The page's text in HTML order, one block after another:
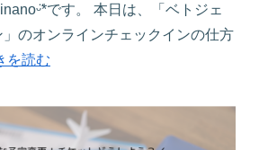
マ
マ
底
解
ー
メ
雑
貨
ア
ー）
国
へ
です。 本日は、「ベトジェ
」のオンラインチェックインの仕方
を読む
ト
ジ